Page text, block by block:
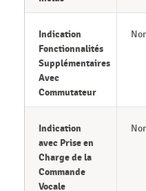
Indication
Fonctionnalités
Supplémentaires
Avec
Commutateur
Indication
avec Prise en
Charge de la
Commande
Vocale